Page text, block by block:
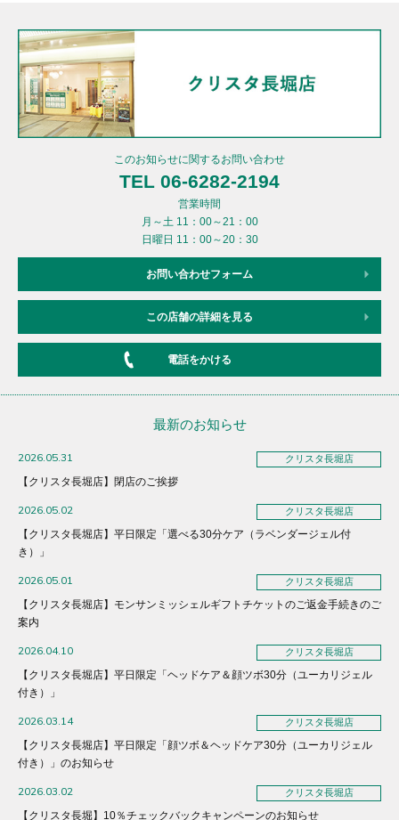
このお知らせに関するお問い合わせ
TEL 06-6282-2194
営業時間
月～土 11：00～21：00
日曜日 11：00～20：30
お問い合わせフォーム
この店舗の詳細を見る
電話をかける
最新のお知らせ
2026.05.31 クリスタ長堀店
【クリスタ長堀店】閉店のご挨拶
2026.05.02 クリスタ長堀店
【クリスタ長堀店】平日限定「選べる30分ケア（ラベンダージェル付
き）」
2026.05.01 クリスタ長堀店
【クリスタ長堀店】モンサンミッシェルギフトチケットのご返金手続きのご
案内
2026.04.10 クリスタ長堀店
【クリスタ長堀店】平日限定「ヘッドケア＆顔ツボ30分（ユーカリジェル
付き）」
2026.03.14 クリスタ長堀店
【クリスタ長堀店】平日限定「顔ツボ＆ヘッドケア30分（ユーカリジェル
付き）」のお知らせ
2026.03.02 クリスタ長堀店
【クリスタ長堀】10％チェックバックキャンペーンのお知らせ